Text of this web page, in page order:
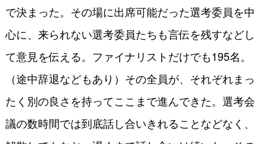
で決まった。その場に出席可能だった選考委員を中
心に、来られない選考委員たちも言伝を残すなどし
て意見を伝える。ファイナリストだけでも195名。
（途中辞退などもあり）その全員が、それぞれまっ
たく別の良さを持ってここまで進んできた。選考会
議の数時間では到底話し合いきれることなどなく、